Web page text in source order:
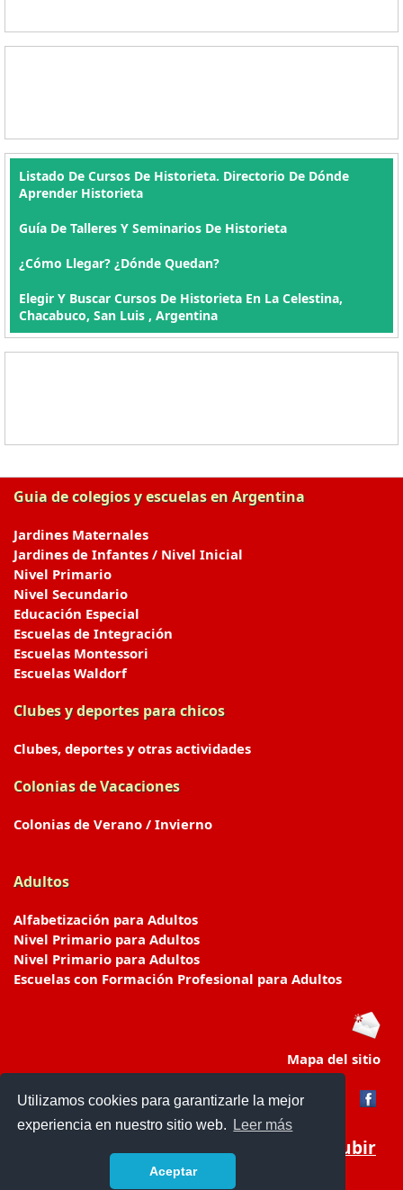
Utilizamos cookies para garantizarle la mejor
experiencia en nuestro sitio web.
Leer más
Aceptar
Listado De Cursos De Historieta. Directorio De Dónde
Aprender Historieta
Guía De Talleres Y Seminarios De Historieta
¿Cómo Llegar? ¿Dónde Quedan?
Elegir Y Buscar Cursos De Historieta En La Celestina,
Chacabuco, San Luis , Argentina
Guia de colegios y escuelas en Argentina
Jardines Maternales
Jardines de Infantes / Nivel Inicial
Nivel Primario
Nivel Secundario
Educación Especial
Escuelas de Integración
Escuelas Montessori
Escuelas Waldorf
Clubes y deportes para chicos
Clubes, deportes y otras actividades
Colonias de Vacaciones
Colonias de Verano / Invierno
Adultos
Alfabetización para Adultos
Nivel Primario para Adultos
Nivel Primario para Adultos
Escuelas con Formación Profesional para Adultos
Mapa del sitio
Subir